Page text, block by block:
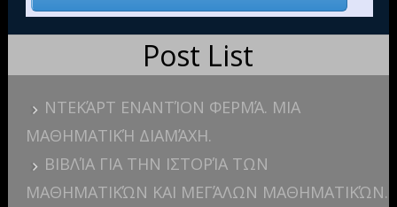
Post List
ΝΤΕΚΆΡΤ ΕΝΑΝΤΊΟΝ ΦΕΡΜΆ. ΜΙΑ
ΜΑΘΗΜΑΤΙΚΉ ΔΙΑΜΆΧΗ.
ΒΙΒΛΊΑ ΓΙΑ ΤΗΝ ΙΣΤΟΡΊΑ ΤΩΝ
ΜΑΘΗΜΑΤΙΚΏΝ ΚΑΙ ΜΕΓΆΛΩΝ ΜΑΘΗΜΑΤΙΚΏΝ.